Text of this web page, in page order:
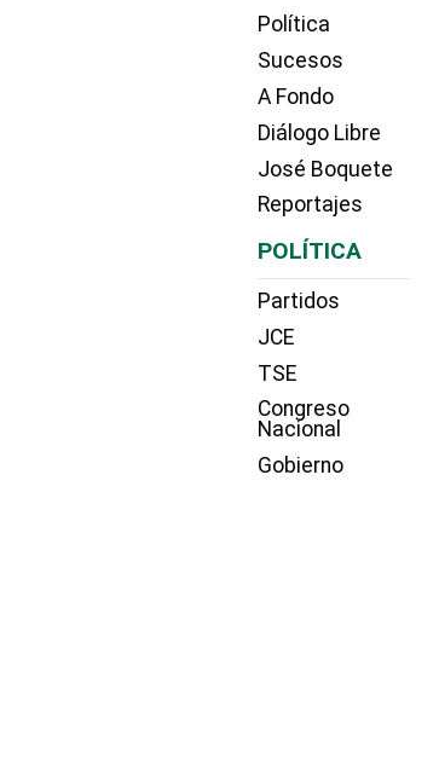
Política
Sucesos
A Fondo
Diálogo Libre
José Boquete
Reportajes
POLÍTICA
Partidos
JCE
TSE
Congreso
Nacional
Gobierno